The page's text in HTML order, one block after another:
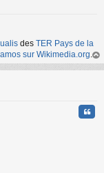
des TER Pays de la
sur Wikimedia.org.
au